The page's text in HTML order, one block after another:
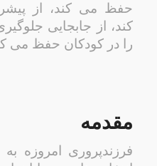
حفظ می کند، از
کند، از جابجایی
را در کودکان حفظ می
مقدمه
فرزندپروری امروزه به